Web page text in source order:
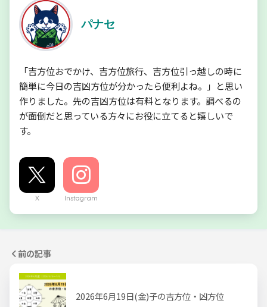
パナセ
「吉方位おでかけ、吉方位旅行、吉方位引っ越しの時に
簡単に今日の吉凶方位が分かったら便利よね。」と思い
作りました。先の吉凶方位は有料となります。調べるの
が面倒だと思っている方々にお役に立てると嬉しいで
す。
X Instagram
前の記事
2026年6月19日(金)子の吉方位・凶方位